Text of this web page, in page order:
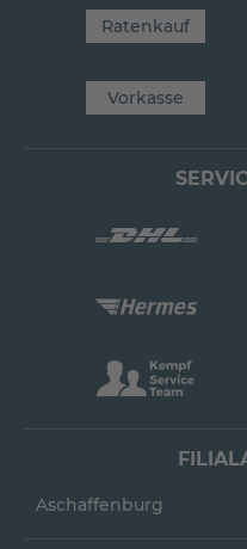
Ratenkauf
Vorkasse
Aschaffenburg